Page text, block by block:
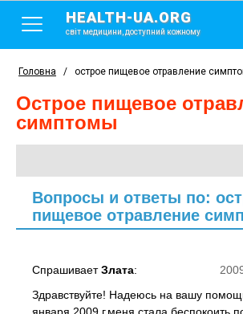
HEALTH-UA.ORG
світ медицини, доступний кожному
Головна / острое пищевое отравление
острое пищевое отравление
симптомы
Вопросы и ответы по:
пищевое отравление
СпрашиваетЗлата:
Здравствуйте! Надеюсь на вашу